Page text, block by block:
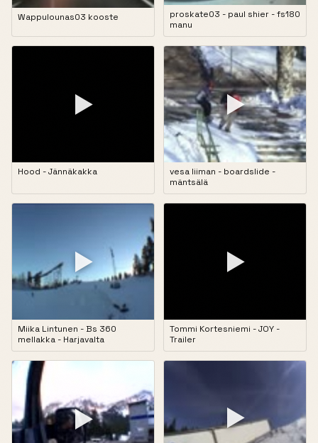
Wappulounas03 kooste
proskate03 - paul shier - fs180
manu
▶
Hood - Jännäkakka
▶
vesa liiman - boardslide -
mäntsälä
▶
Miika Lintunen - Bs 360
mellakka - Harjavalta
▶
Tommi Kortesniemi - JOY -
Trailer
▶ ▶